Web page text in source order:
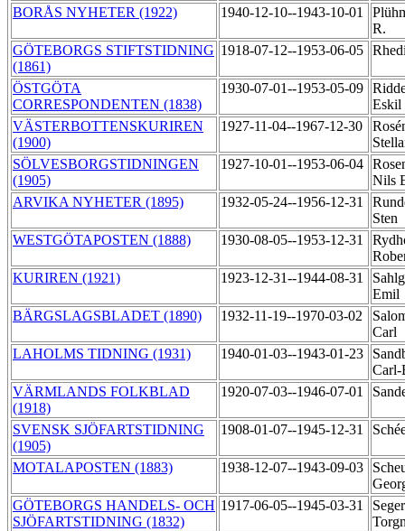
BORÅS NYHETER (1922)
1940-12-10--1943-10-01
R.
GÖTEBORGS STIFTSTIDNING
(1861)
1918-07-12--1953-06-05
ÖSTGÖTA
CORRESPONDENTEN (1838)
1930-07-01--1953-05-09
Eskil
VÄSTERBOTTENSKURIREN
(1900)
1927-11-04--1967-12-30
SÖLVESBORGSTIDNINGEN
(1905)
1927-10-01--1953-06-04
Nils
ARVIKA NYHETER (1895)
1932-05-24--1956-12-31
Sten
WESTGÖTAPOSTEN (1888)
1930-08-05--1953-12-31
KURIREN (1921)
1923-12-31--1944-08-31
Emil
BÄRGSLAGSBLADET (1890)
1932-11-19--1970-03-02
Carl
LAHOLMS TIDNING (1931)
1940-01-03--1943-01-23
VÄRMLANDS FOLKBLAD
(1918)
1920-07-03--1946-07-01
SVENSK SJÖFARTSTIDNING
(1905)
1908-01-07--1945-12-31
MOTALAPOSTEN (1883) 1938-12-07--1943-09-03
GÖTEBORGS HANDELS- OCH
SJÖFARTSTIDNING (1832)
1917-06-05--1945-03-31